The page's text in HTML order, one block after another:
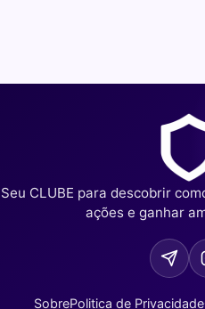
Seu CLUBE para descobrir
ações e ganhar
SobrePolitica de Privacidade